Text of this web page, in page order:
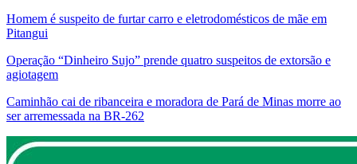
Homem é suspeito de furtar carro e eletrodomésticos de mãe em
Pitangui
Operação “Dinheiro Sujo” prende quatro suspeitos de extorsão e
agiotagem
Caminhão cai de ribanceira e moradora de Pará de Minas morre ao
ser arremessada na BR-262